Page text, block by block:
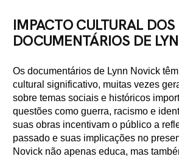
IMPACTO CULTURAL DOS
DOCUMENTÁRIOS DE
Os documentários de Lynn Novick
cultural significativo, muitas vezes
sobre temas sociais e históricos
questões como guerra, racismo e
suas obras incentivam o público a
passado e suas implicações no
Novick não apenas educa, mas